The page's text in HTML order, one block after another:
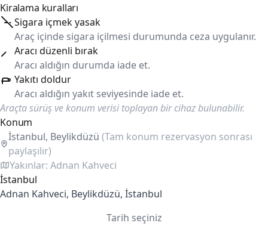
Kiralama kuralları
Sigara içmek yasak
Araç içinde sigara içilmesi durumunda ceza uygulanır.
Aracı düzenli bırak
Aracı aldığın durumda iade et.
Yakıtı doldur
Aracı aldığın yakıt seviyesinde iade et.
Araçta sürüş ve konum verisi toplayan bir cihaz bulunabilir.
Konum
İstanbul, Beylikdüzü(Tam konum rezervasyon sonrası
paylaşılır)
Yakınlar: Adnan Kahveci
İstanbul
Adnan Kahveci, Beylikdüzü, İstanbul
Tarih seçiniz